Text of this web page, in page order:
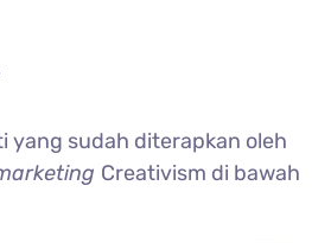
yang sudah diterapkan oleh
Creativism di bawah